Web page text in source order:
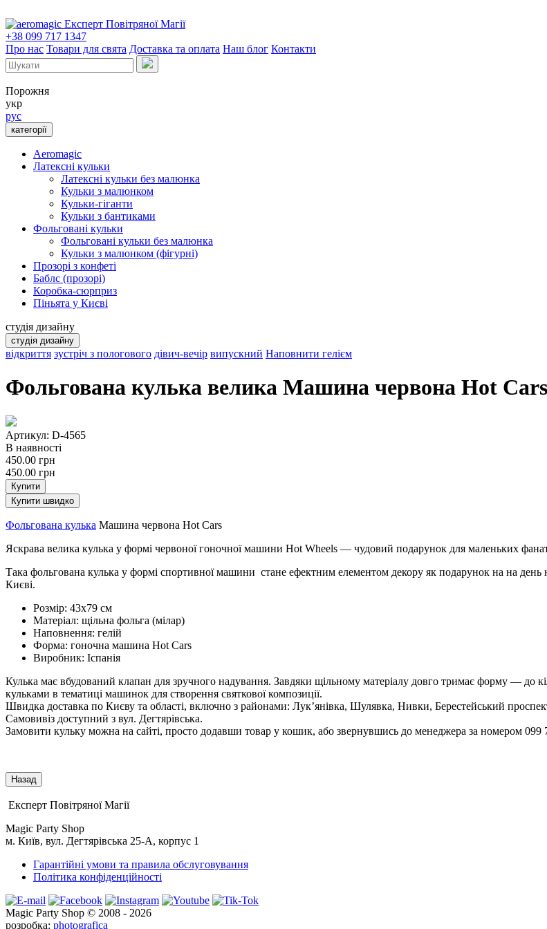
Експерт Повітряної Магії
+38 099 717 1347
Про нас Товари для свята Доставка та оплата Наш блог Контакти
Порожня
укр
рус
категорії
Aeromagic
Латексні кульки
Латексні кульки без малюнка
Кульки з малюнком
Кульки-гіганти
Кульки з бантиками
Фольговані кульки
Фольговані кульки без малюнка
Кульки з малюнком (фігурні)
Прозорі з конфеті
Баблс (прозорі)
Коробка-сюрприз
Піньята у Києві
студія дизайну
студія дизайну
відкриття зустріч з пологового дівич-вечір випускний Наповнити гелієм
Фольгована кулька велика Машина червона Hot Cars
Артикул: D-4565
В наявності
450.00 грн
450.00 грн
Купити
Купити швидко
Фольгована кулька Машина червона Hot Cars
Яскрава велика кулька у формі червоної гоночної машини Hot Wheels — чудовий подарунок для маленьких
Така фольгована кулька у формі спортивної машини стане ефектним елементом декору як подарунок на на
Києві.
Розмір: 43х79 см
Матеріал: щільна фольга (мілар)
Наповнення: гелій
Форма: гоночна машина Hot Cars
Виробник: Іспанія
Кулька має вбудований клапан для зручного надування. Завдяки щільному матеріалу довго тримає форму — до
кульками в тематиці машинок для створення святкової композиції.
Швидка доставка по Києву та області, включно з районами: Лук’янівка, Шулявка, Нивки, Берестейський
Самовивіз доступний з вул. Дегтярівська.
Замовити кульку можна на сайті, просто додавши товар у кошик, або звернувшись до менеджера за номером
Експерт Повітряної Магії
Magic Party Shop
м. Київ, вул. Дегтярівська 25-А, корпус 1
Гарантійні умови та правила обслуговування
Політика конфіденційності
Magic Party Shop © 2008 - 2026
розробка: photografica